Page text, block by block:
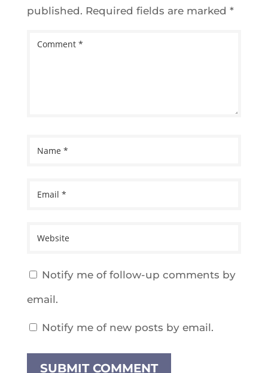
published. Required fields are marked *
Notify me of follow-up comments by
email.
Notify me of new posts by email.